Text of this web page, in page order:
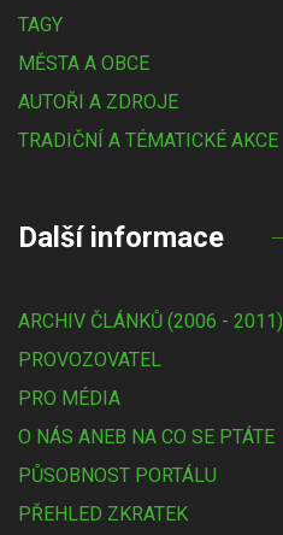
TAGY
MĚSTA A OBCE
AUTOŘI A ZDROJE
TRADIČNÍ A TÉMATICKÉ AKCE
Další informace
ARCHIV ČLÁNKŮ (2006 - 2011)
PROVOZOVATEL
PRO MÉDIA
O NÁS ANEB NA CO SE PTÁTE
PŮSOBNOST PORTÁLU
PŘEHLED ZKRATEK